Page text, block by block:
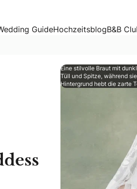
GuideHochzeitsblogB&B
Eine stilvolle Braut mit
Tüll und Spitze, während
Hintergrund hebt die zarte